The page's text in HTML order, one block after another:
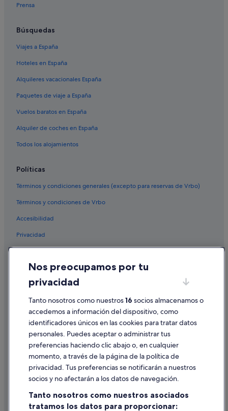
Chalets en Ferrol
Condominios en Serantes
Villas en A Magdalena
Condominios en Ferrol
B&B en Mugardos
Apartamentos en Ferrol
Hoteles con casino en Ferrol
Apartamentos en Narón
Hoteles con todo incluido en Ferrol
Paradores hoteles en A Magdalena
Casas rurales en Ferrol
Albergues en A Magdalena
Casas de huéspedes en A Magdalena
Palacios en Ferrol
Hoteles de lujo en Ferrol
Cabañas en Mugardos
Hoteles cerca de Teatro Jofre
Hoteles cerca de Parque Reina Sofía
Hoteles románticos en Ferrol
Hoteles LGTBQIA en Ferrol
Hoteles para familias en Ferrol
Hoteles cerca de Estación de Ferrol
Prensa
Búsquedas
Viajes a España
Hoteles en España
Alquileres vacacionales España
Paquetes de viaje a España
Vuelos baratos en España
Alquiler de coches en España
Todos los alojamientos
Políticas
Términos y condiciones generales (excepto para reservas de Vrbo)
Términos y condiciones de Vrbo
Accesibilidad
Privacidad
Condiciones de uso
Información legal/contacto
Pautas sobre el contenido y cómo denunciar contenido
Ayuda
Cancelar un vuelo
Cancelar una reserva de hotel o de un alquiler vacacional
Utilizar un cupón de Expedia
Nos preocupamos por tu
privacidad
Tanto nosotros como nuestros16 socios almacenamos o
accedemos a información del dispositivo, como
identificadores únicos en las cookies para tratar datos
personales. Puedes aceptar o administrar tus
preferencias haciendo clic abajo o, en cualquier
momento, a través de la página de la política de
privacidad. Tus preferencias se notificarán a nuestros
socios y no afectarán a los datos de navegación.
Tanto nosotros como nuestros asociados
tratamos los datos para proporcionar: